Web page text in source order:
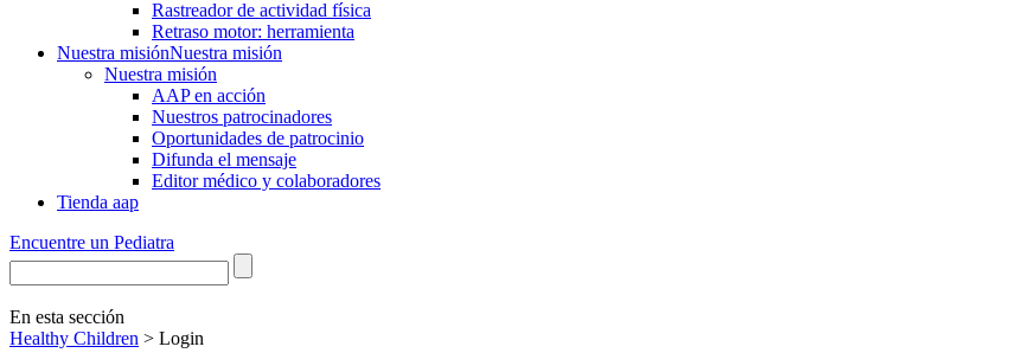
Rastre​​ador de activida​d física
Retraso motor: herramienta
Nuestra misiónNuestra misión
Nuestra misión
AAP en acción
Nuestros patrocinadores
Oportunidades de patrocinio
Difunda el mensaje
Editor médico y colaboradores
Tienda aap
Encuentre un Pediatra
En esta sección
Healthy Children > Login